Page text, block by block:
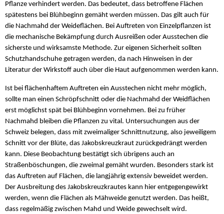
Pflanze verhindert werden. Das bedeutet, dass betroffene Flächen
spätestens bei Blühbeginn gemäht werden müssen. Das gilt auch für
die Nachmahd der Weideflächen. Bei Auftreten von Einzelpflanzen ist
die mechanische Bekämpfung durch Ausreißen oder Ausstechen die
sicherste und wirksamste Methode. Zur eigenen Sicherheit sollten
Schutzhandschuhe getragen werden, da nach Hinweisen in der
Literatur der Wirkstoff auch über die Haut aufgenommen werden kann.
Ist bei flächenhaftem Auftreten ein Ausstechen nicht mehr möglich,
sollte man einen Schröpfschnitt oder die Nachmahd der Weidflächen
erst möglichst spät bei Blühbeginn vornehmen. Bei zu früher
Nachmahd bleiben die Pflanzen zu vital. Untersuchungen aus der
Schweiz belegen, dass mit zweimaliger Schnittnutzung, also jeweiligem
Schnitt vor der Blüte, das Jakobskreuzkraut zurückgedrängt werden
kann. Diese Beobachtung bestätigt sich übrigens auch an
Straßenböschungen, die zweimal gemäht wurden. Besonders stark ist
das Auftreten auf Flächen, die langjährig extensiv beweidet werden.
Der Ausbreitung des Jakobskreuzkrautes kann hier entgegengewirkt
werden, wenn die Flächen als Mähweide genutzt werden. Das heißt,
dass regelmäßig zwischen Mahd und Weide gewechselt wird.